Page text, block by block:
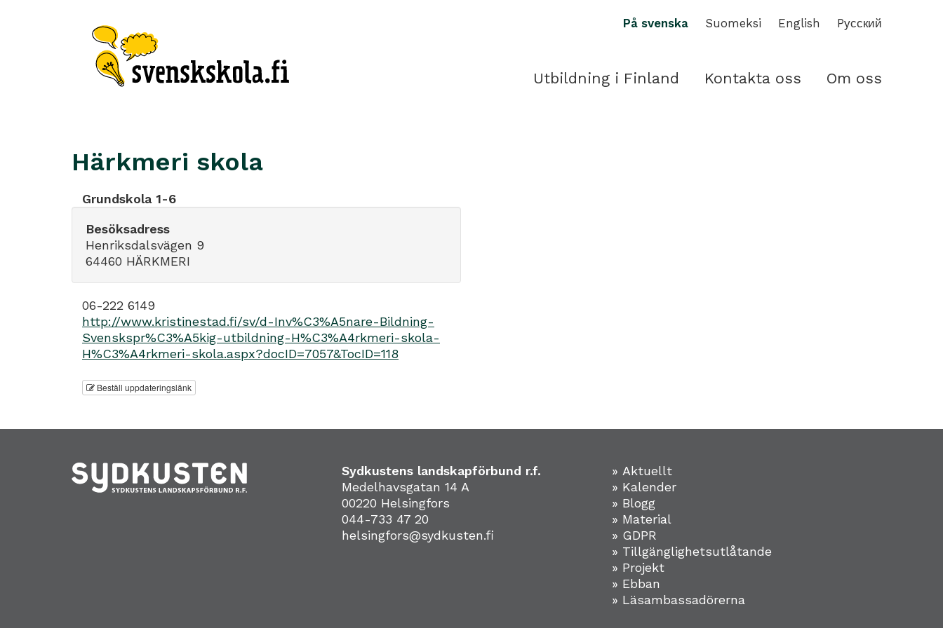
På svenska Suomeksi English Pусский
Utbildning i Finland Kontakta oss Om oss
Härkmeri skola
Grundskola 1-6
Besöksadress
Henriksdalsvägen 9
64460 HÄRKMERI
06-222 6149
http://www.kristinestad.fi/sv/d-Inv%C3%A5nare-Bildning-
Svenskspr%C3%A5kig-utbildning-H%C3%A4rkmeri-skola-
H%C3%A4rkmeri-skola.aspx?docID=7057&TocID=118
Beställ uppdateringslänk
Sydkustens landskapförbund r.f.
Medelhavsgatan 14 A
00220 Helsingfors
044-733 47 20
helsingfors@sydkusten.fi
» Aktuellt
» Kalender
» Blogg
» Material
» GDPR
» Tillgänglighetsutlåtande
» Projekt
» Ebban
» Läsambassadörerna